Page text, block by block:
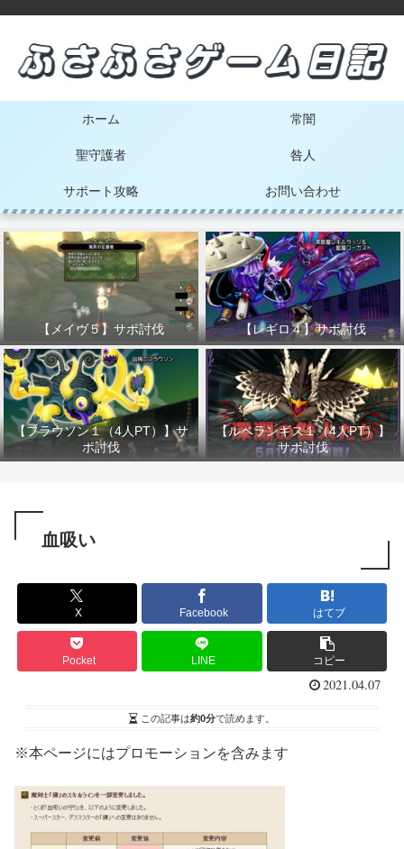
ホーム 常闇
聖守護者 咎人
サポート攻略 お問い合わせ
【メイヴ５】サポ討伐 【レギロ４】サポ討伐
【フラウソン１（4人PT）】サ
ポ討伐
【ルベランギス１（4人PT）】
サポ討伐
血吸い
X Facebook はてブ
Pocket LINE コピー
2021.04.07
この記事は約0分で読めます。
※本ページにはプロモーションを含みます